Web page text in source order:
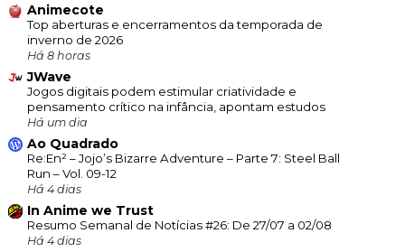
Animecote
Top aberturas e encerramentos da temporada de
inverno de 2026
Há 8 horas
JWave
Jogos digitais podem estimular criatividade e
pensamento crítico na infância, apontam estudos
Há um dia
Ao Quadrado
Re:En² – Jojo’s Bizarre Adventure – Parte 7: Steel Ball
Run – Vol. 09-12
Há 4 dias
In Anime we Trust
Resumo Semanal de Notícias #26: De 27/07 a 02/08
Há 4 dias